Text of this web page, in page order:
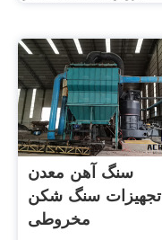
سنگ آهن معدن
تجهیزات سنگ شکن
مخروطی